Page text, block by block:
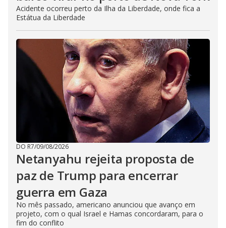
Acidente ocorreu perto da Ilha da Liberdade, onde fica a
Estátua da Liberdade
DO R7/09/08/2026
Netanyahu rejeita proposta de
paz de Trump para encerrar
guerra em Gaza
No mês passado, americano anunciou que avanço em
projeto, com o qual Israel e Hamas concordaram, para o
fim do conflito